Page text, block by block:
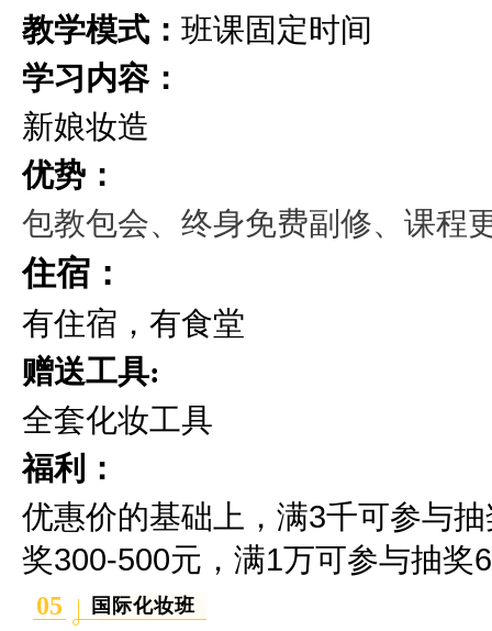
教学模式： 班课固定时间
学习内容：
新娘妆造
优势：
包教包会、终身免费副修、课程
住宿：
有住宿，有食堂
赠送工具:
全套化妆工具
福利：
优惠价的基础上，满3千可参与
奖300-500元，满1万可参与抽奖
05 国际化妆班